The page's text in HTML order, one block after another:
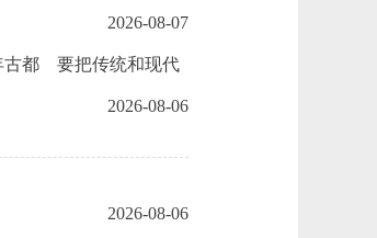
2026-08-07
古都 要把传统和现代
2026-08-06
2026-08-06